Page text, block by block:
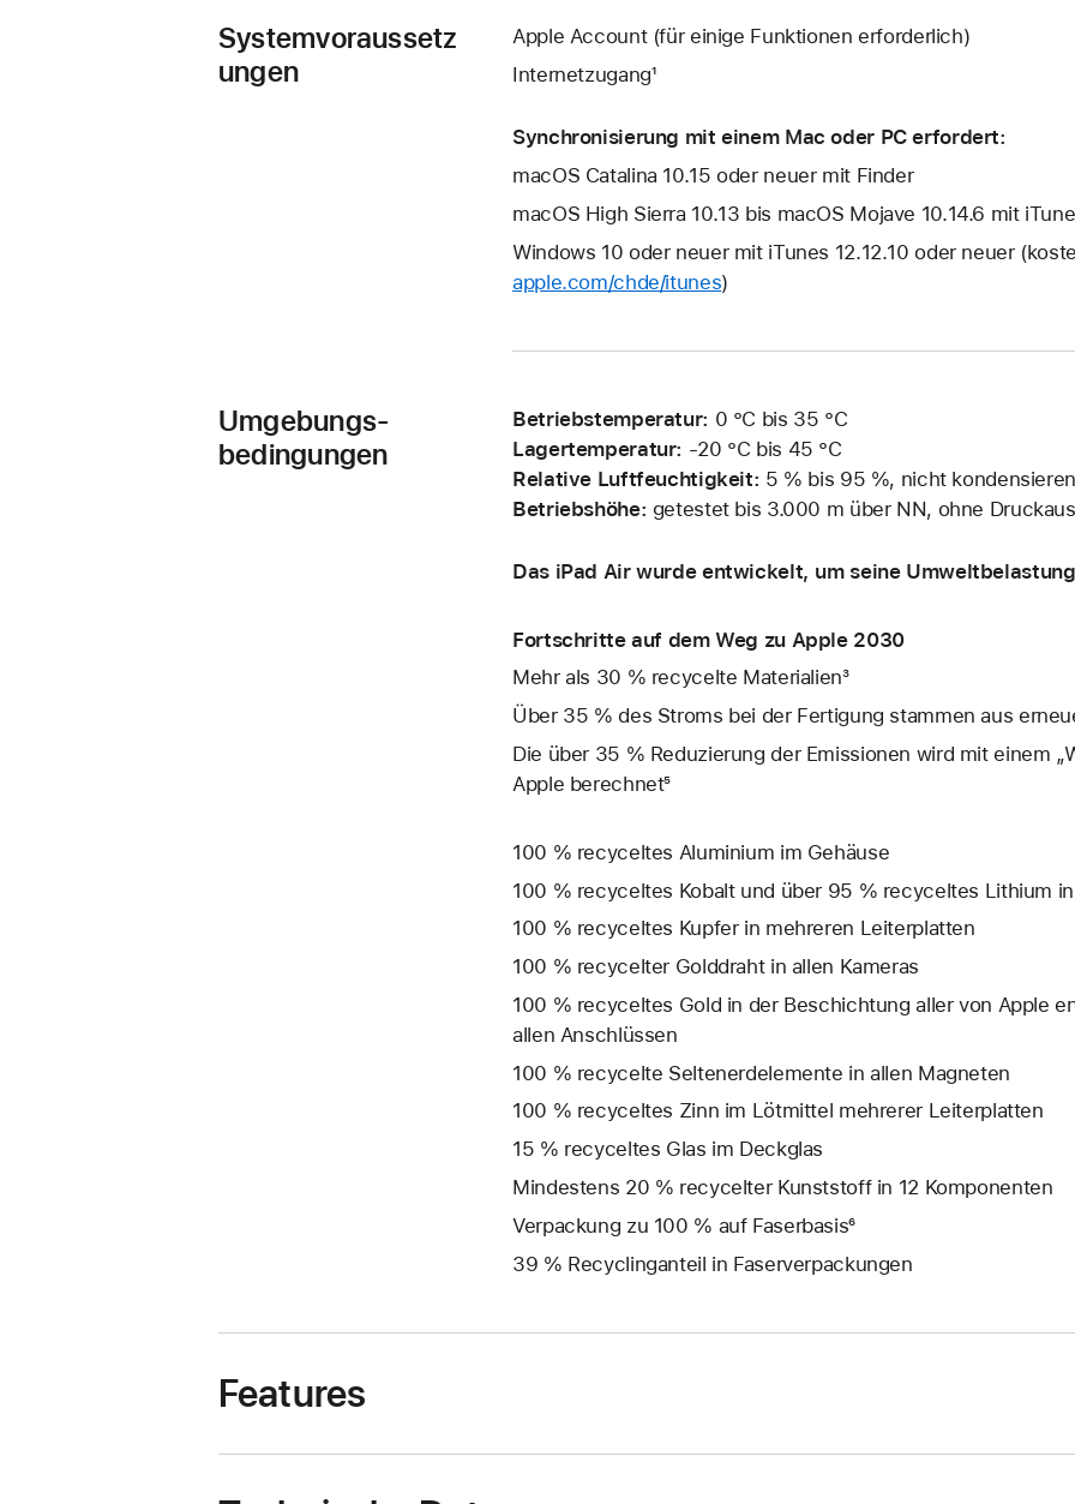
Systemvoraussetz
ungen
Apple Account (für einige Funktionen erforderlich)
Internetzugang¹
Synchronisierung mit einem Mac oder PC erfordert:
macOS Catalina 10.15 oder neuer mit Finder
macOS High Sierra 10.13 bis macOS Mojave 10.14.6 mit
Windows 10 oder neuer mit iTunes 12.12.10 oder neuer
apple.com/chde/itunes)
Umgebungs-
bedingungen
Betriebstemperatur: 0 °C bis 35 °C
Lagertemperatur: ‑20 °C bis 45 °C
Relative Luftfeuchtigkeit: 5 % bis 95 %, nicht
Betriebshöhe: getestet bis 3.000 m über NN, ohne
Das iPad Air wurde entwickelt, um seine
Fortschritte auf dem Weg zu Apple 2030
Mehr als 30 % recycelte Materialien³
Über 35 % des Stroms bei der Fertigung stammen aus
Die über 35 % Reduzierung der Emissionen wird mit einem
Apple berechnet⁵
100 % recyceltes Aluminium im Gehäuse
100 % recyceltes Kobalt und über 95 % recyceltes Lithium
100 % recyceltes Kupfer in mehreren Leiterplatten
100 % recycelter Golddraht in allen Kameras
100 % recyceltes Gold in der Beschichtung aller von Apple
allen Anschlüssen
100 % recycelte Seltenerd­elemente in allen Magneten
100 % recyceltes Zinn im Lötmittel mehrerer Leiterplatten
15 % recyceltes Glas im Deckglas
Mindestens 20 % recycelter Kunststoff in 12 Komponenten
Verpackung zu 100 % auf Faserbasis⁶
39 % Recyclinganteil in Faserverpackungen
Features